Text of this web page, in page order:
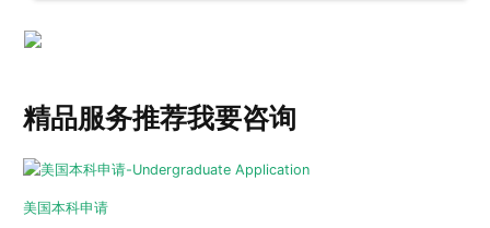
精品服务推荐我要咨询
美国本科申请